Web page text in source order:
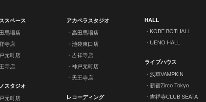
スペース
馬場店
寺店
元町店
寺店
スタジオ
元町店
アカペラスタジオ
高田馬場店
池袋東口店
吉祥寺店
神戸元町店
天王寺店
レコーディング
HALL
KOBE BOTHALL
UENO HALL
ライブハウス
浅草VAMPKIN
新宿Zirco Tokyo
吉祥寺CLUB SEATA